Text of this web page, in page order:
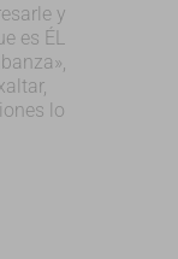
y
es ÉL
lo